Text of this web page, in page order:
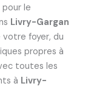
le
Livry-Gargan
foyer, du
propres à
toutes les
à Livry-